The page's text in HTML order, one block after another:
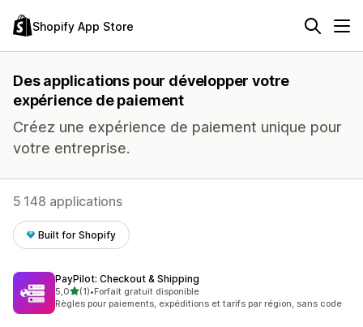
Shopify App Store
Des applications pour développer votre
expérience de paiement
Créez une expérience de paiement unique pour
votre entreprise.
5 148 applications
Built for Shopify
PayPilot: Checkout & Shipping
5,0étoile(s) sur 5
(1)
1 avis au total
•Forfait gratuit disponible
Règles pour paiements, expéditions et tarifs par région, sans code